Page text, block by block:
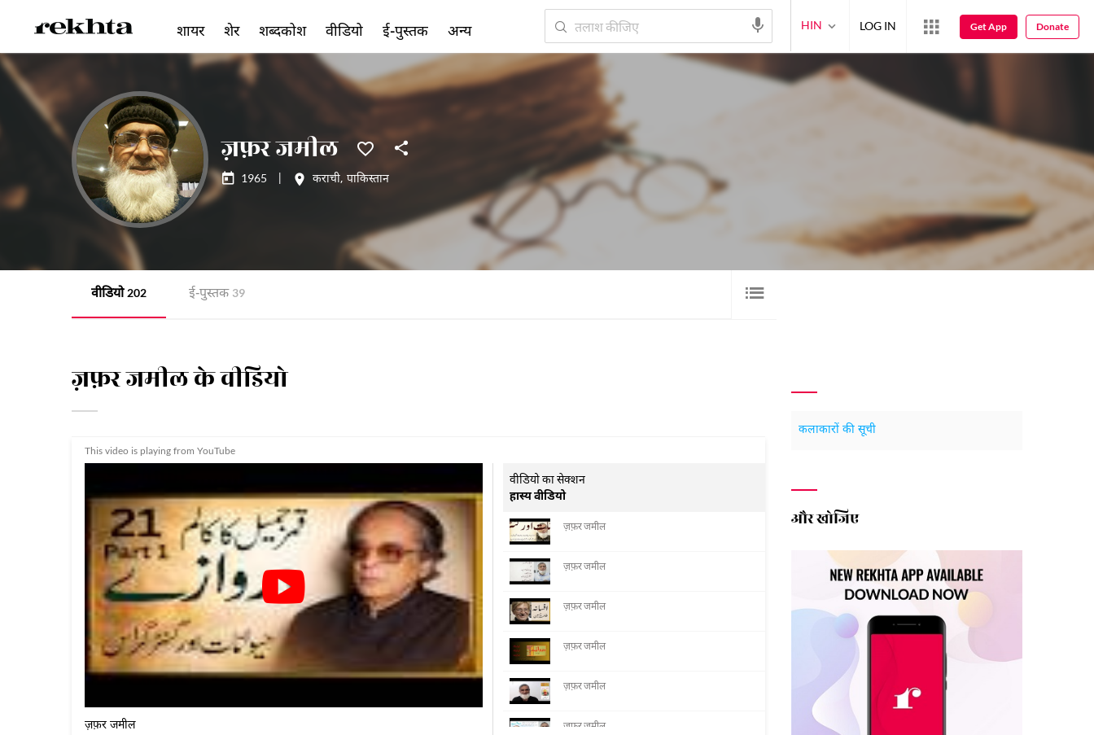
ज़फ़र जमील
1965 कराची, पाकिस्तान
वीडियो 202 ई-पुस्तक 39
ज़फ़र जमील के वीडियो
This video is playing from YouTube
ज़फ़र जमील
वीडियो का सेक्शन
हास्य वीडियो
ज़फ़र जमील
ज़फ़र जमील
ज़फ़र जमील
ज़फ़र जमील
ज़फ़र जमील
ज़फ़र जमील
कलाकारों की सूची
और खोजिए
शायर शेर शब्दकोश वीडियो ई-पुस्तक अन्य HIN LOG IN Get App Donate